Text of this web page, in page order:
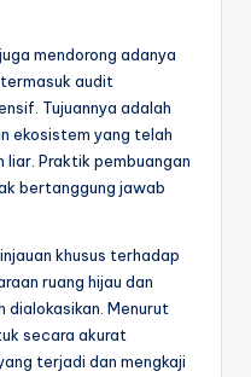
mendorong adanya
audit
Tujuannya adalah
ekosistem yang telah
Praktik pembuangan
bertanggung jawab
khusus terhadap
ruang hijau dan
dialokasikan. Menurut
secara akurat
terjadi dan mengkaji